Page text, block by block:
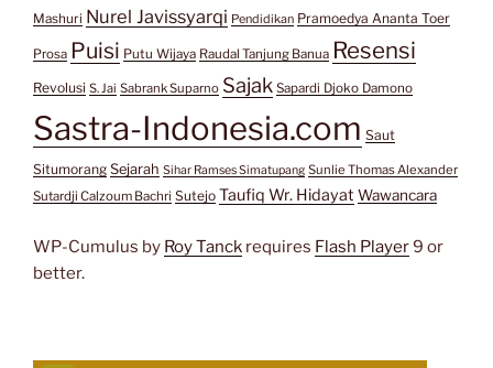
Mashuri Nurel Javissyarqi Pendidikan Pramoedya Ananta Toer
Prosa Puisi Putu Wijaya Raudal Tanjung Banua Resensi
Revolusi S. Jai Sabrank Suparno Sajak Sapardi Djoko Damono
Sastra-Indonesia.com Saut
Situmorang Sejarah Sihar Ramses Simatupang Sunlie Thomas Alexander
Sutardji Calzoum Bachri Sutejo Taufiq Wr. Hidayat Wawancara
WP-Cumulus by Roy Tanck requires Flash Player9 or
better.